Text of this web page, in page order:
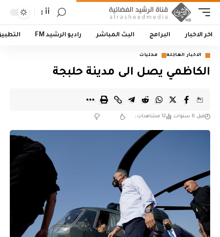
أأ
اخر الاخبار البرامج البث المباشر راديو الرشيد FM
الاخبار العاجلة محليات
الكاظمي يصل الى مدينة حلبجة
قبل 6 سنوات 12 مشاهدات